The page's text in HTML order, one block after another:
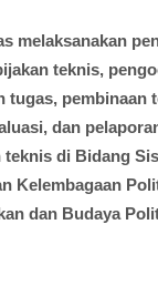
melaksanakan
teknis,
tugas, pembinaan
, dan
teknis di Bidang
Kelembagaan
dan Budaya